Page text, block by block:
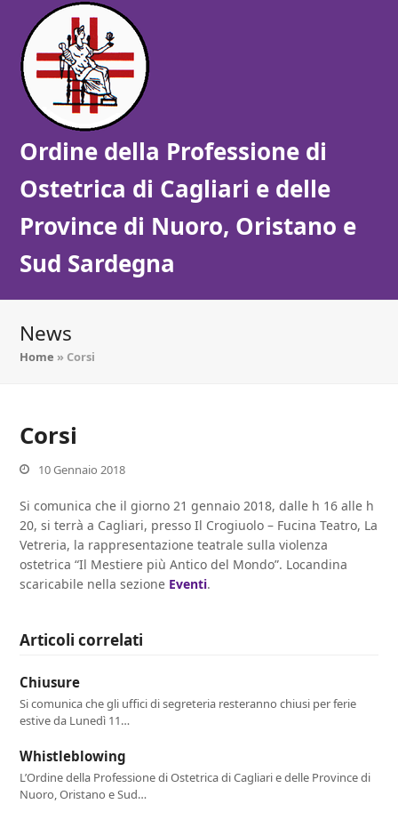
Ordine della Professione di
Ostetrica di Cagliari e delle
Province di Nuoro, Oristano e
Sud Sardegna
News
Home » Corsi
Corsi
10 Gennaio 2018
Si comunica che il giorno 21 gennaio 2018, dalle h 16 alle h
20, si terrà a Cagliari, presso Il Crogiuolo – Fucina Teatro, La
Vetreria, la rappresentazione teatrale sulla violenza
ostetrica “Il Mestiere più Antico del Mondo”. Locandina
scaricabile nella sezione Eventi.
Articoli correlati
Chiusure
Si comunica che gli uffici di segreteria resteranno chiusi per ferie
estive da Lunedì 11…
Whistleblowing
L’Ordine della Professione di Ostetrica di Cagliari e delle Province di
Nuoro, Oristano e Sud…